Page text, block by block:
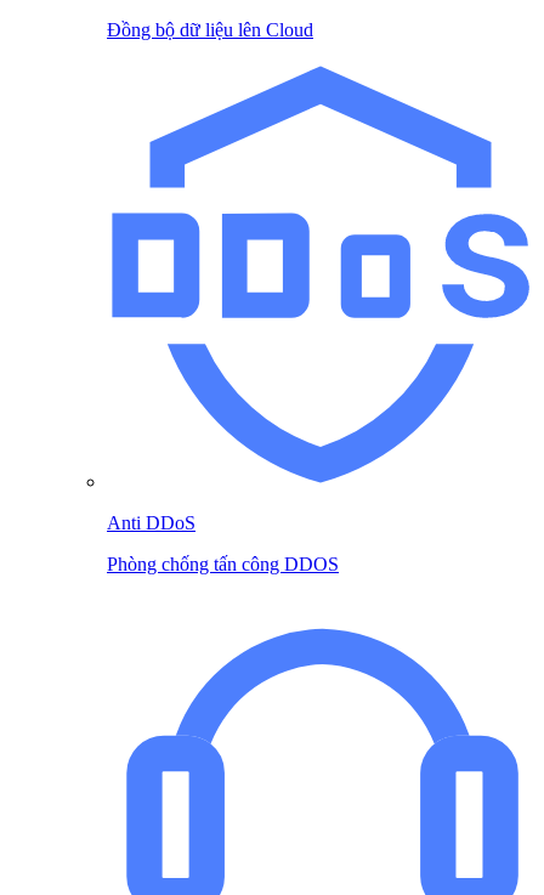
Đồng bộ dữ liệu lên Cloud
Anti DDoS
Phòng chống tấn công DDOS